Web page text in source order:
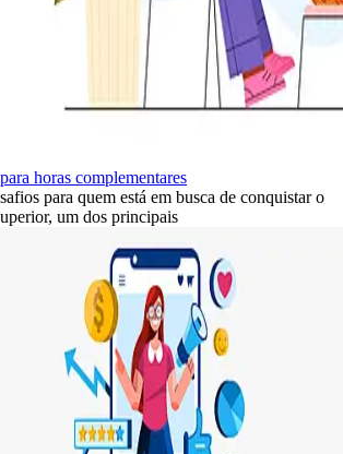
horas complementares
para quem está em busca de conquistar o
um dos principais